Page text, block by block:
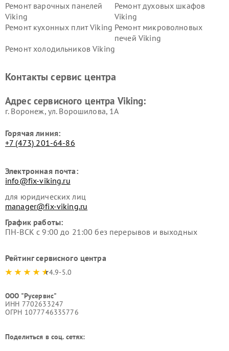
Ремонт варочных панелей
Viking
Ремонт духовых шкафов
Viking
Ремонт кухонных плит Viking Ремонт микроволновых
печей Viking
Ремонт холодильников Viking
Контакты сервис центра
Адрес сервисного центра Viking:
г. Воронеж, ул. Ворошилова, 1А
Горячая линия:
+7 (473) 201-64-86
Электронная почта:
info@fix-viking.ru
для юридических лиц
manager@fix-viking.ru
График работы:
ПН-ВСК с 9:00 до 21:00 без перерывов и выходных
Рейтинг сервисного центра
4.9-5.0
ООО "Русервис"
ИНН 7702633247
ОГРН 1077746335776
Поделиться в соц. сетях: